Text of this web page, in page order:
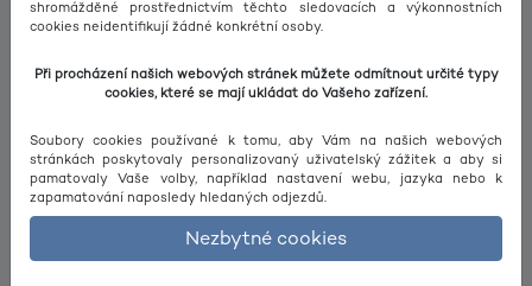
shromážděné prostřednictvím těchto sledovacích a výkonnostních
cookies neidentifikují žádné konkrétní osoby.
Při procházení našich webových stránek můžete odmítnout určité typy
cookies, které se mají ukládat do Vašeho zařízení.
Soubory cookies používané k tomu, aby Vám na našich webových
stránkách poskytovaly personalizovaný uživatelský zážitek a aby si
pamatovaly Vaše volby, například nastavení webu, jazyka nebo k
zapamatování naposledy hledaných odjezdů.
Nezbytné cookies
K Rozvodně
Chebská
Radčice
Malesice
Malesice
Radobyčická náves